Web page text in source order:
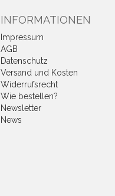
INFORMATIONEN
Impressum
AGB
Datenschutz
Versand und Kosten
Widerrufsrecht
Wie bestellen?
Newsletter
News